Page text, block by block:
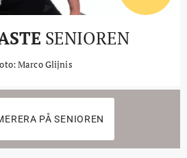
SENIOREN
Marco Glijnis
PÅ SENIOREN